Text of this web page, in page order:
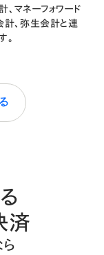
マネーフォワード
計、弥生会計と連
。
済